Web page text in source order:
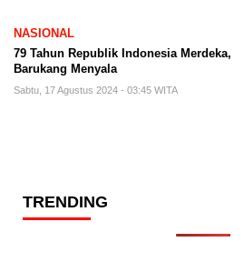
NASIONAL
79 Tahun Republik Indonesia Merdeka,
Barukang Menyala
Sabtu, 17 Agustus 2024 - 03:45 WITA
TRENDING